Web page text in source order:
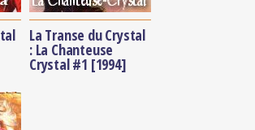
La Transe du Crystal
: La Chanteuse
Crystal #1 [1994]